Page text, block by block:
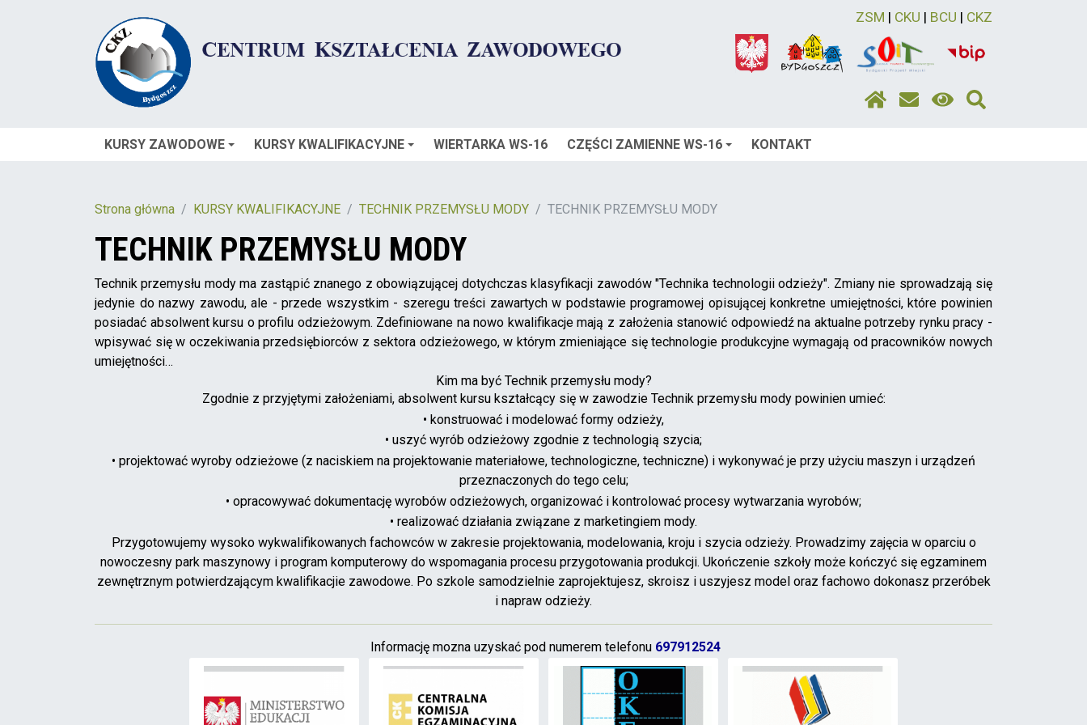
ZSM | CKU | BCU | CKZ
KURSY ZAWODOWE KURSY KWALIFIKACYJNE WIERTARKA WS-16 CZĘŚCI ZAMIENNE WS-16 KONTAKT
Strona główna KURSY KWALIFIKACYJNE TECHNIK PRZEMYSŁU MODY TECHNIK PRZEMYSŁU MODY
TECHNIK PRZEMYSŁU MODY
Technik przemysłu mody ma zastąpić znanego z obowiązującej dotychczas klasyfikacji zawodów "Technika technologii odzieży". Zmiany nie sprowadzają się
jedynie do nazwy zawodu, ale - przede wszystkim - szeregu treści zawartych w podstawie programowej opisującej konkretne umiejętności, które powinien
posiadać absolwent kursu o profilu odzieżowym. Zdefiniowane na nowo kwalifikacje mają z założenia stanowić odpowiedź na aktualne potrzeby rynku pracy -
wpisywać się w oczekiwania przedsiębiorców z sektora odzieżowego, w którym zmieniające się technologie produkcyjne wymagają od pracowników nowych
umiejętności…
Kim ma być Technik przemysłu mody?
Zgodnie z przyjętymi założeniami, absolwent kursu kształcący się w zawodzie Technik przemysłu mody powinien umieć:
• konstruować i modelować formy odzieży,
• uszyć wyrób odzieżowy zgodnie z technologią szycia;
• projektować wyroby odzieżowe (z naciskiem na projektowanie materiałowe, technologiczne, techniczne) i wykonywać je przy użyciu maszyn i urządzeń
przeznaczonych do tego celu;
• opracowywać dokumentację wyrobów odzieżowych, organizować i kontrolować procesy wytwarzania wyrobów;
• realizować działania związane z marketingiem mody.
Przygotowujemy wysoko wykwalifikowanych fachowców w zakresie projektowania, modelowania, kroju i szycia odzieży. Prowadzimy zajęcia w oparciu o
nowoczesny park maszynowy i program komputerowy do wspomagania procesu przygotowania produkcji. Ukończenie szkoły może kończyć się egzaminem
zewnętrznym potwierdzającym kwalifikacjie zawodowe. Po szkole samodzielnie zaprojektujesz, skroisz i uszyjesz model oraz fachowo dokonasz przeróbek
i napraw odzieży.
Informację mozna uzyskać pod numerem telefonu 697912524